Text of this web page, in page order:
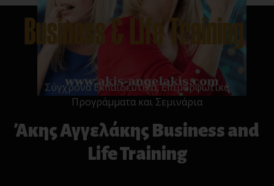
Σύγχρονα Εκπαιδευτικά, Επιμορφωτικά
Προγράμματα και Σεμινάρια
Άκης Αγγελάκης Business and
Life Training